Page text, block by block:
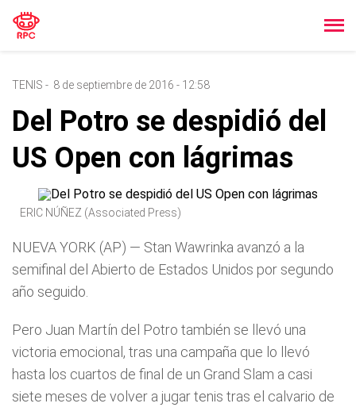
TENIS - 8 de septiembre de 2016 - 12:58
Del Potro se despidió del
US Open con lágrimas
ERIC NÚÑEZ (Associated Press)
NUEVA YORK (AP) — Stan Wawrinka avanzó a la
semifinal del Abierto de Estados Unidos por segundo
año seguido.
Pero Juan Martín del Potro también se llevó una
victoria emocional, tras una campaña que lo llevó
hasta los cuartos de final de un Grand Slam a casi
siete meses de volver a jugar tenis tras el calvario de